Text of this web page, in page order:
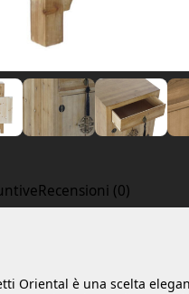
Recensioni (0)
Oriental è una scelta